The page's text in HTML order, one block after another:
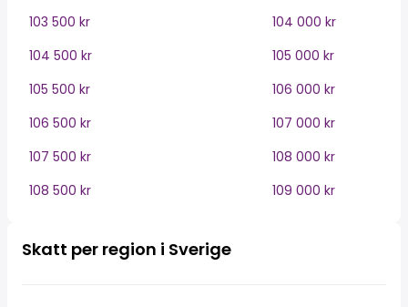
103 500 kr
104 000 kr
104 500 kr
105 000 kr
105 500 kr
106 000 kr
106 500 kr
107 000 kr
107 500 kr
108 000 kr
108 500 kr
109 000 kr
Skatt per region i Sverige